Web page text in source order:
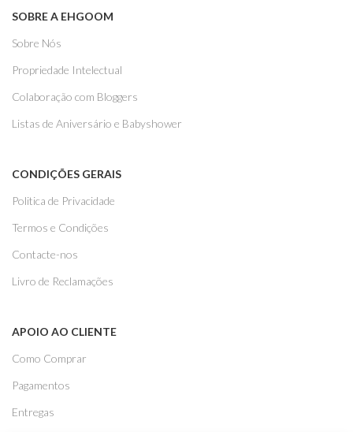
SOBRE A EHGOOM
Sobre Nós
Propriedade Intelectual
Colaboração com Bloggers
Listas de Aniversário e Babyshower
CONDIÇÕES GERAIS
Politica de Privacidade
Termos e Condições
Contacte-nos
Livro de Reclamações
APOIO AO CLIENTE
Como Comprar
Pagamentos
Entregas